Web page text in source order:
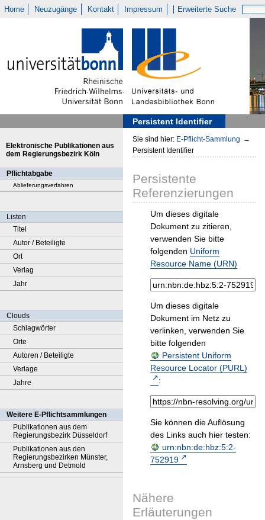
Home Neuzugänge Kontakt Impressum Erweiterte Suche
Persistent Identifier
Elektronische Publikationen aus
dem Regierungsbezirk Köln
Pflichtabgabe
Ablieferungsverfahren
Listen
Titel
Autor / Beteiligte
Ort
Verlag
Jahr
Clouds
Schlagwörter
Orte
Autoren / Beteiligte
Verlage
Jahre
Weitere E-Pflichtsammlungen
Publikationen aus dem
Regierungsbezirk Düsseldorf
Publikationen aus den
Regierungsbezirken Münster,
Arnsberg und Detmold
Sie sind hier: E-Pflicht-Sammlung →
Persistent Identifier
Persistente
Referenzierungen
Um dieses digitale
Dokument zu zitieren,
verwenden Sie bitte
folgenden Uniform
Resource Name (URN)
Um dieses digitale
Dokument im Netz zu
verlinken, verwenden Sie
bitte folgenden
Persistent Uniform
Resource Locator (PURL)
:
Sie können die Auflösung
des Links auch hier testen:
urn:nbn:de:hbz:5:2-
752919
Nähere
Erläuterungen